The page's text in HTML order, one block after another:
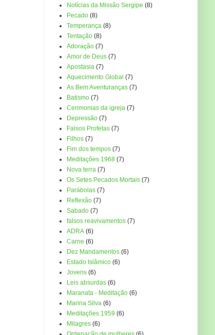
Notícias da Missão Sergipe (8)
Pecado (8)
Temperança (8)
Tentação (8)
Adoração (7)
Amor de Deus (7)
Apostasia (7)
Aquecimento Global (7)
As Bem Aventuranças (7)
Batismo (7)
Cerimonias da igreja (7)
Depressão (7)
Falsos Profetas (7)
Filhos (7)
Fim dos tempos (7)
Meditações 1968 (7)
Nova terra (7)
Os Setes Pecados Mortais (7)
Parábolas (7)
Reflexão (7)
Sabado (7)
falsos reavivamentos (7)
ADRA (6)
Carne (6)
Dez Mandamentos (6)
Estado Islâmico (6)
Jovens (6)
Leis absurdas (6)
Maranata - Meditação (6)
Marina Silva (6)
Meditações 1959 (6)
Milagres (6)